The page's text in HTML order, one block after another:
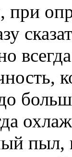
при
пыл,